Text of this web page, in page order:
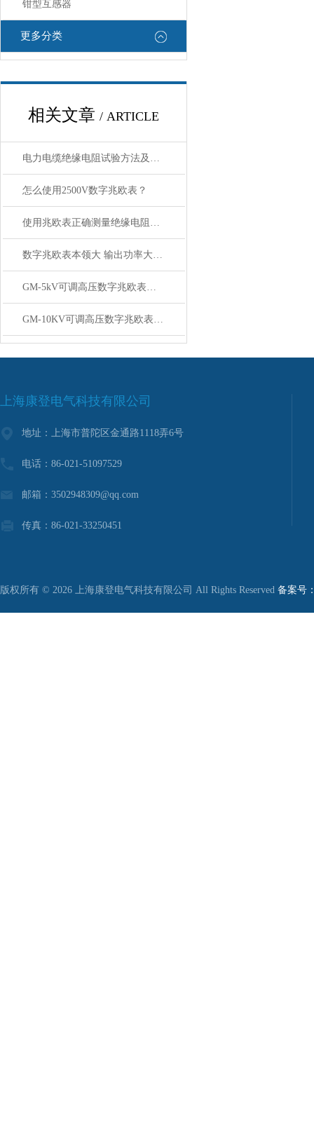
钳型互感器
更多分类
相关文章 / ARTICLE
电力电缆绝缘电阻试验方法及注意事项
怎么使用2500V数字兆欧表？
使用兆欧表正确测量绝缘电阻的方法
数字兆欧表本领大 输出功率大 带载能力强
GM-5kV可调高压数字兆欧表故障排除及其它
GM-10KV可调高压数字兆欧表讲解
上海康登电气科技有限公司
地址：上海市普陀区金通路1118弄6号
电话：86-021-51097529
邮箱：3502948309@qq.com
传真：86-021-33250451
版权所有 © 2026 上海康登电气科技有限公司 All Rights Reserved 备案号